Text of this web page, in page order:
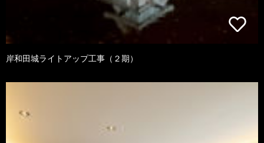
岸和田城ライトアップ工事（２期）